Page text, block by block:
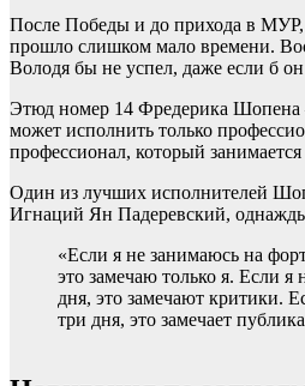
После Победы и до прихода в МУР,
прошло слишком мало времени.
Володя бы не успел, даже если б
Этюд номер 14 Фредерика Шопена
может исполнить только
профессионал, который
Один из лучших исполнителей
Игнаций Ян Падеревский, однажды
«Если я не занимаюсь на
это замечаю только я. Если я
дня, это замечают критики.
три дня, это замечает